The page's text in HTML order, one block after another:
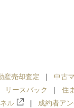
産売却査定
中古
リースバック
住
ル 成約者ア